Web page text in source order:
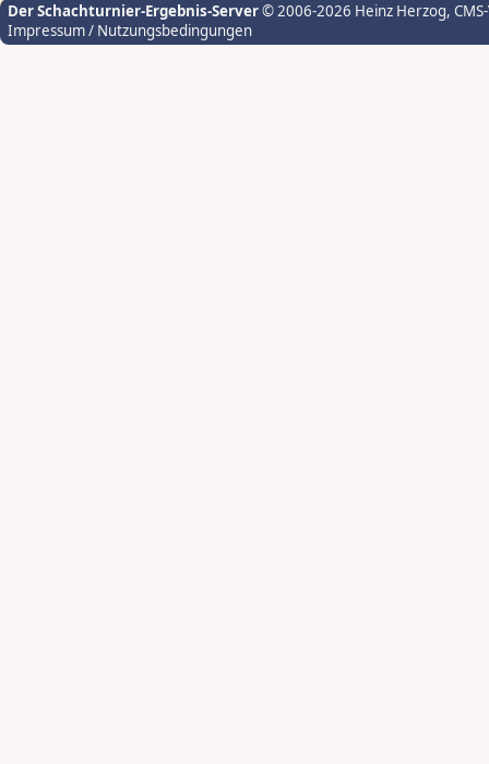
Der Schachturnier-Ergebnis-Server© 2006-2026 Heinz Herzog,
Impressum / Nutzungsbedingungen